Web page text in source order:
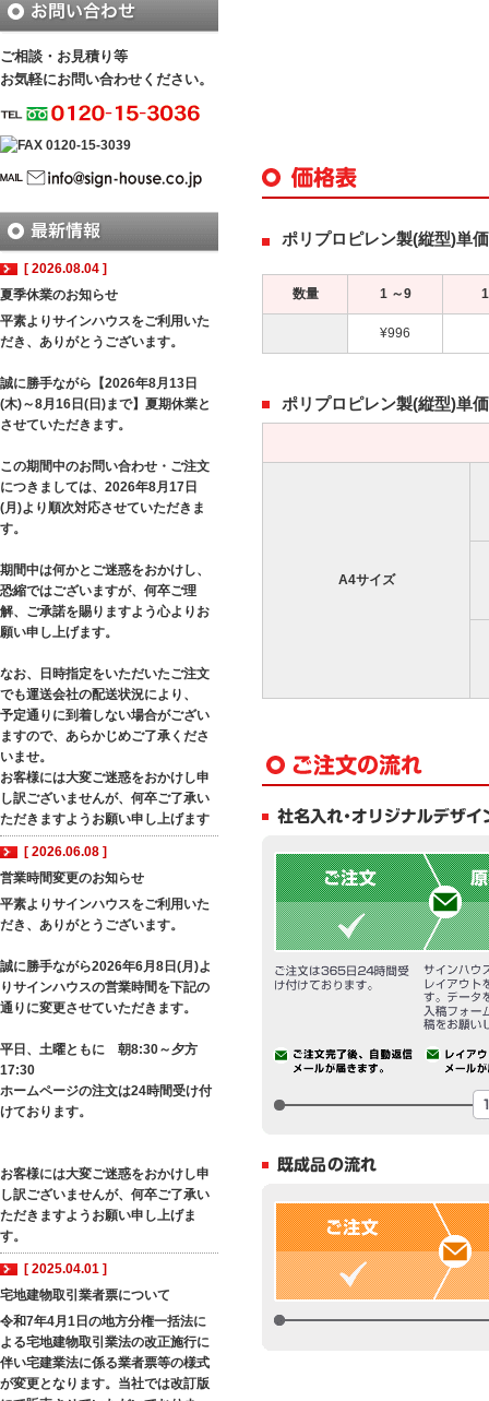
ポリプロピレン製(縦型)単
数量 1 ～9
¥996
ポリプロピレン製(縦型)単
A4サイズ
ご相談・お見積り等
お気軽にお問い合わせください。
[ 2026.08.04 ]
夏季休業のお知らせ
平素よりサインハウスをご利用いた
だき、ありがとうございます。
誠に勝手ながら【2026年8月13日
(木)～8月16日(日)まで】夏期休業と
させていただきます。
この期間中のお問い合わせ・ご注文
につきましては、2026年8月17日
(月)より順次対応させていただきま
す。
期間中は何かとご迷惑をおかけし、
恐縮ではございますが、何卒ご理
解、ご承諾を賜りますよう心よりお
願い申し上げます。
なお、日時指定をいただいたご注文
でも運送会社の配送状況により、
予定通りに到着しない場合がござい
ますので、あらかじめご了承くださ
いませ。
お客様には大変ご迷惑をおかけし申
し訳ございませんが、何卒ご了承い
ただきますようお願い申し上げます
[ 2026.06.08 ]
営業時間変更のお知らせ
平素よりサインハウスをご利用いた
だき、ありがとうございます。
誠に勝手ながら2026年6月8日(月)よ
りサインハウスの営業時間を下記の
通りに変更させていただきます。
平日、土曜ともに 朝8:30～夕方
17:30
ホームページの注文は24時間受け付
けております。
お客様には大変ご迷惑をおかけし申
し訳ございませんが、何卒ご了承い
ただきますようお願い申し上げま
す。
[ 2025.04.01 ]
宅地建物取引業者票について
令和7年4月1日の地方分権一括法に
よる宅地建物取引業法の改正施行に
伴い宅建業法に係る業者票等の様式
が変更となります。当社では改訂版